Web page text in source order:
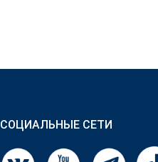
СОЦИАЛЬНЫЕ СЕТИ